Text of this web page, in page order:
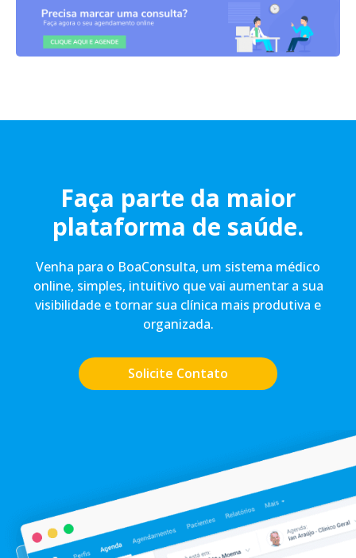
Faça parte da maior
plataforma de saúde.
Venha para o BoaConsulta, um sistema médico
online, simples, intuitivo que vai aumentar a sua
visibilidade e tornar sua clínica mais produtiva e
organizada.
Solicite Contato